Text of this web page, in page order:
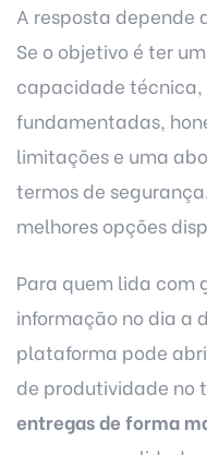
A resposta depende
Se o objetivo é ter
capacidade técnica,
fundamentadas,
limitações e uma
termos de
melhores opções
Para quem lida com
informação no dia a
plataforma pode
de produtividade no
entregas de forma